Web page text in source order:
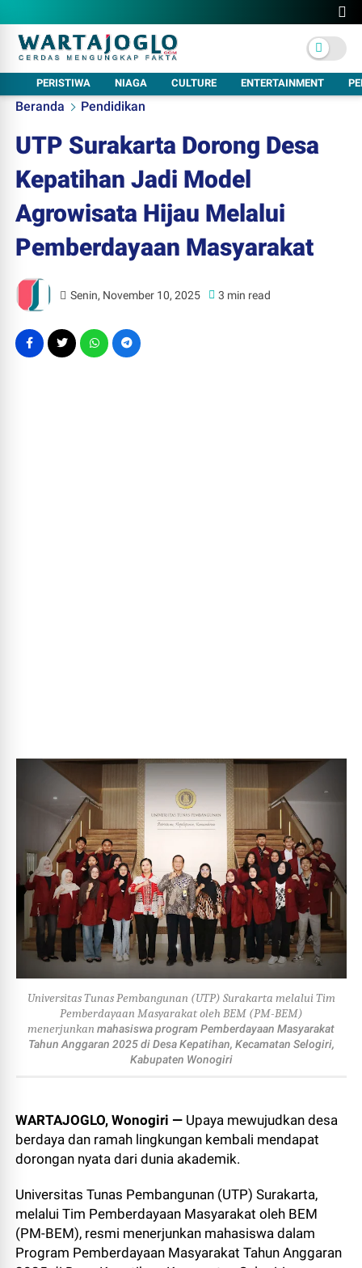
PERISTIWA NIAGA CULTURE ENTERTAINMENT
Beranda Pendidikan
UTP Surakarta Dorong Desa
Kepatihan Jadi Model
Agrowisata Hijau Melalui
Pemberdayaan Masyarakat
Senin, November 10, 2025 3 min read
Universitas Tunas Pembangunan (UTP) Surakarta melalui Tim
Pemberdayaan Masyarakat oleh BEM (PM-BEM)
menerjunkan mahasiswa program Pemberdayaan Masyarakat
Tahun Anggaran 2025 di Desa Kepatihan, Kecamatan Selogiri,
Kabupaten Wonogiri
WARTAJOGLO, Wonogiri — Upaya mewujudkan desa
berdaya dan ramah lingkungan kembali mendapat
dorongan nyata dari dunia akademik.
Universitas Tunas Pembangunan (UTP) Surakarta,
melalui Tim Pemberdayaan Masyarakat oleh BEM
(PM-BEM), resmi menerjunkan mahasiswa dalam
Program Pemberdayaan Masyarakat Tahun Anggaran